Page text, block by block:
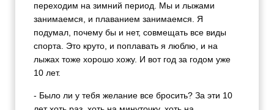
переходим на зимний период. Мы и лыжами
занимаемся, и плаванием занимаемся. Я
подумал, почему бы и нет, совмещать все виды
спорта. Это круто, и поплавать я люблю, и на
лыжах тоже хорошо хожу. И вот год за годом уже
10 лет.
- Было ли у тебя желание все бросить? За эти 10